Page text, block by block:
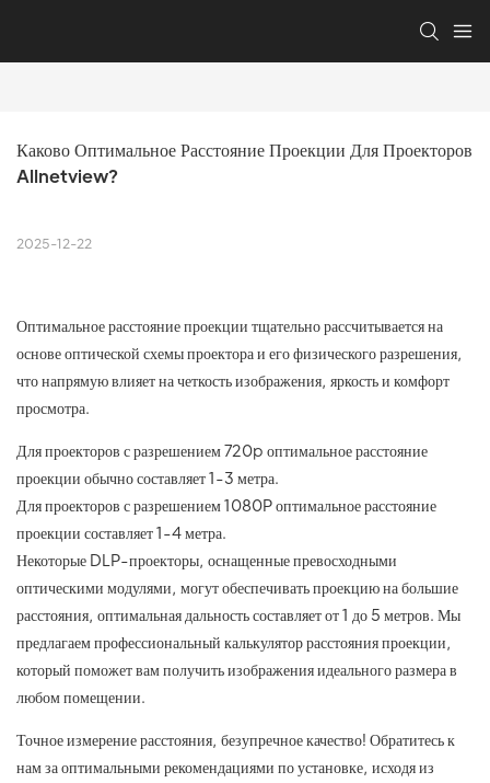
Каково Оптимальное Расстояние Проекции Для Проекторов
Allnetview?
2025-12-22
Оптимальное расстояние проекции тщательно рассчитывается на
основе оптической схемы проектора и его физического разрешения,
что напрямую влияет на четкость изображения, яркость и комфорт
просмотра.
Для проекторов с разрешением 720p оптимальное расстояние
проекции обычно составляет 1-3 метра.
Для проекторов с разрешением 1080P оптимальное расстояние
проекции составляет 1-4 метра.
Некоторые DLP-проекторы, оснащенные превосходными
оптическими модулями, могут обеспечивать проекцию на большие
расстояния, оптимальная дальность составляет от 1 до 5 метров. Мы
предлагаем профессиональный калькулятор расстояния проекции,
который поможет вам получить изображения идеального размера в
любом помещении.
Точное измерение расстояния, безупречное качество! Обратитесь к
нам за оптимальными рекомендациями по установке, исходя из